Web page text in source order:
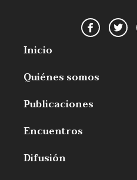
Inicio
Quiénes somos
Publicaciones
Encuentros
Difusión